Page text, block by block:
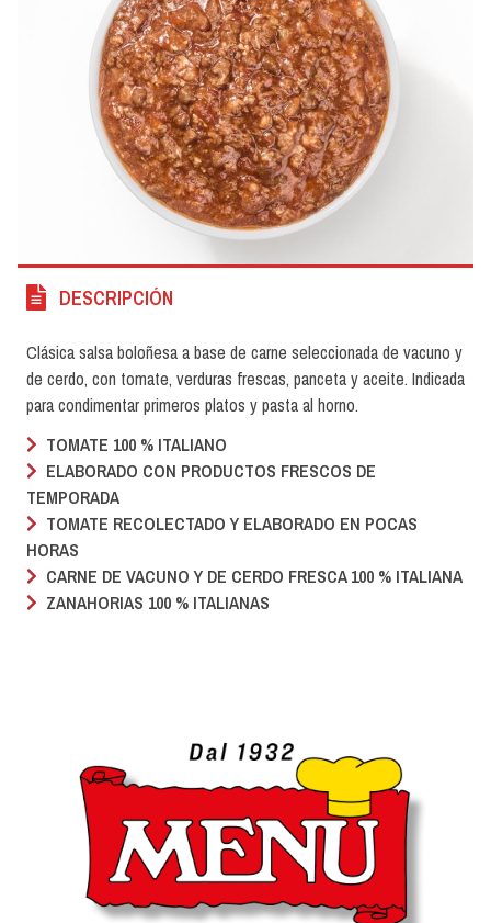
DESCRIPCIÓN
Clásica salsa boloñesa a base de carne seleccionada de vacuno y
de cerdo, con tomate, verduras frescas, panceta y aceite. Indicada
para condimentar primeros platos y pasta al horno.
TOMATE 100 % ITALIANO
ELABORADO CON PRODUCTOS FRESCOS DE
TEMPORADA
TOMATE RECOLECTADO Y ELABORADO EN POCAS
HORAS
CARNE DE VACUNO Y DE CERDO FRESCA 100 % ITALIANA
ZANAHORIAS 100 % ITALIANAS